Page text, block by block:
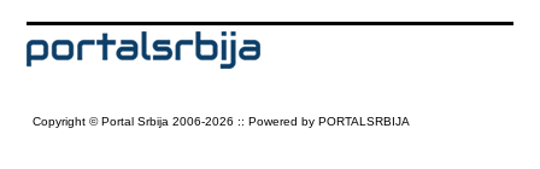
Copyright © Portal Srbija 2006-2026 :: Powered by PORTALSRBIJA